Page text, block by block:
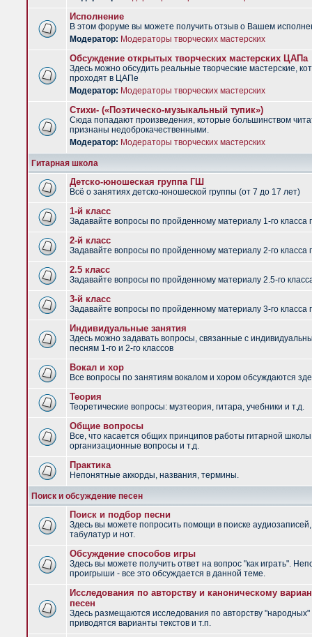
Исполнение
В этом форуме вы можете получить отзыв о Вашем
Модератор: Модераторы творческих мастерских
Обсуждение открытых творческих мастерских ЦАПа
Здесь можно обсудить реальные творческие мастерские,
проходят в ЦАПе
Модератор: Модераторы творческих мастерских
Стихи- («Поэтическо-музыкальный тупик»)
Сюда попадают произведения, которые большинством
признаны недоброкачественными.
Модератор: Модераторы творческих мастерских
Гитарная школа
Детско-юношеская группа ГШ
Всё о занятиях детско-юношеской группы (от 7 до 17 лет)
1-й класс
Задавайте вопросы по пройденному материалу 1-го класса
2-й класс
Задавайте вопросы по пройденному материалу 2-го класса
2.5 класс
Задавайте вопросы по пройденному материалу 2.5-го
3-й класс
Задавайте вопросы по пройденному материалу 3-го класса
Индивидуальные занятия
Здесь можно задавать вопросы, связанные с
песням 1-го и 2-го классов
Вокал и хор
Все вопросы по занятиям вокалом и хором обсуждаются
Теория
Теоретические вопросы: музтеория, гитара, учебники и т.д.
Общие вопросы
Все, что касается общих принципов работы гитарной
организационные вопросы и т.д.
Практика
Непонятные аккорды, названия, термины.
Поиск и обсуждение песен
Поиск и подбор песни
Здесь вы можете попросить помощи в поиске аудиозаписей,
табулатур и нот.
Обсуждение способов игры
Здесь вы можете получить ответ на вопрос "как играть".
проигрыши - все это обсуждается в данной теме.
Исследования по авторству и каноническому
песен
Здесь размещаются исследования по авторству "народных"
приводятся варианты текстов и т.п.